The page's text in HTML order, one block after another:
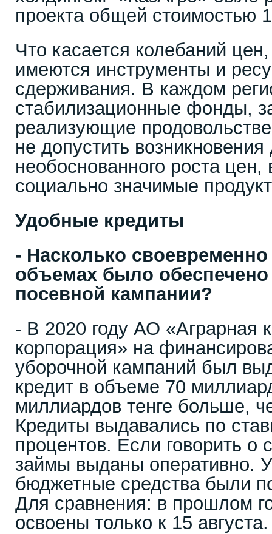
проекта общей стоимостью
Что касается колебаний
имеются инструменты и
сдерживания. В каждом
стабилизационные фонды,
реализующие
не допустить
необоснованного роста цен,
социально значимые
Удобные кредиты
- Насколько
объемах было
посевной кампании?
- В 2020 году АО «Аграрная
корпорация» на
уборочной кампаний был
кредит в объеме 70
миллиардов тенге больше,
Кредиты выдавались по
процентов. Если говорить о
займы выданы оперативно.
бюджетные средства были
Для сравнения: в прошлом
освоены только к 15 августа.